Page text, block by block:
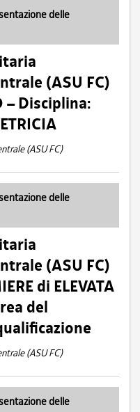
delle
(ASU FC)
– Disciplina:
(ASU FC)
delle
(ASU FC)
di ELEVATA
del
(ASU FC)
delle